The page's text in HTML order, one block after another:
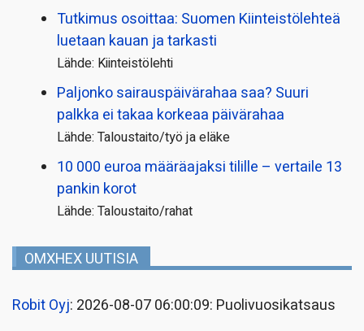
Tutkimus osoittaa: Suomen Kiinteistölehteä
luetaan kauan ja tarkasti
Lähde: Kiinteistölehti
Paljonko sairauspäivä­rahaa saa? Suuri
palkka ei takaa korkeaa päivärahaa
Lähde: Taloustaito/työ ja eläke
10 000 euroa määräajaksi tilille – vertaile 13
pankin korot
Lähde: Taloustaito/rahat
OMXHEX UUTISIA
Robit Oyj: 2026-08-07 06:00:09: Puolivuosikatsaus